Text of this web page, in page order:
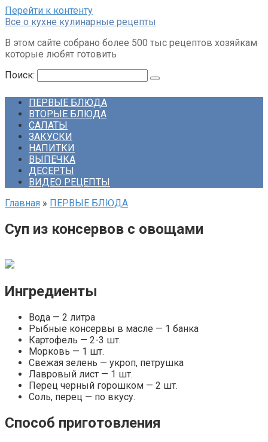
Перейти к контенту
Все о кухне кулинарные рецепты
В этом сайте собрано более 500 тыс рецептов хозяйкам
которые любят готовить
Поиск:
ПЕРВЫЕ БЛЮДА
ВТОРЫЕ БЛЮДА
САЛАТЫ
ЗАКУСКИ
НАПИТКИ
ВЫПЕЧКА
ДЕСЕРТЫ
ВИДЕО РЕЦЕПТЫ
Главная » ПЕРВЫЕ БЛЮДА
Суп из консервов с овощами
Ингредиенты
Вода — 2 литра
Рыбные консервы в масле — 1 банка
Картофель — 2-3 шт.
Морковь — 1 шт.
Свежая зелень — укроп, петрушка
Лавровый лист — 1 шт.
Перец черный горошком — 2 шт.
Соль, перец — по вкусу.
Способ приготовления